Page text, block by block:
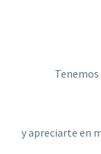
y apreciarte en